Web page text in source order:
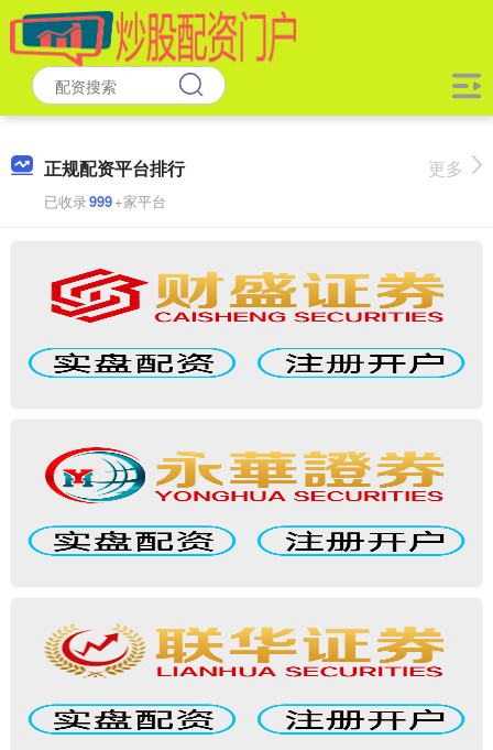
正规配资平台排行
已收录999+家平台
更多